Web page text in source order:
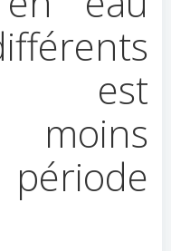
est
moins